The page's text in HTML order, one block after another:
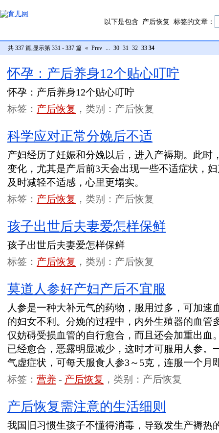
以下是包含 产后恢复 标签的文章：
共 337 篇,显示第 331 - 337 篇 « Prev ... 30 31 32 33 34
怀孕：产后养身12个贴心叮咛
怀孕：产后养身12个贴心叮咛
标签： 产后恢复 ，类别：产后恢复
科学应对正常分娩后不适
产妇经历了妊娠和分娩以后，进入产褥期。此时
变化，尤其是产后前3天会出现一些不适症状，
及时减轻不适感，心里更塌实。
标签： 产后恢复 ，类别：产后恢复
孩子出世后夫妻爱怎样保鲜
孩子出世后夫妻爱怎样保鲜
标签： 产后恢复 ，类别：产后恢复
莫道人参好产妇产后不宜服
人参是一种大补元气的药物，服用过多，可加速
的妇女不利。分娩的过程中，内外生殖器的血管
仅妨碍受损血管的自行愈合，而且还会加重出血
已经愈合，恶露明显减少，这时才可服用人参。
气虚症状，可每天服食人参3～5克，连服一个月
标签： 营养 - 产后恢复 ，类别：产后恢复
产后恢复需注意的生活细则
我国旧习惯生孩子不懂得消毒，导致发生产褥热